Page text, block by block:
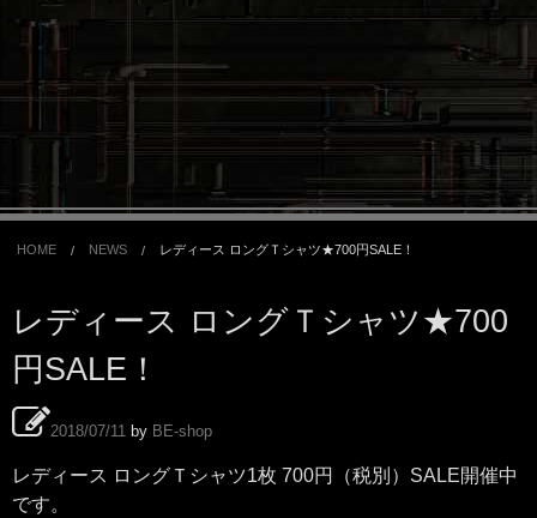
HOME NEWS レディース ロングＴシャツ★700円SALE！
レディース ロングＴシャツ★700
円SALE！
2018/07/11 by BE-shop
レディース ロングＴシャツ1枚 700円（税別）SALE開催中
です。